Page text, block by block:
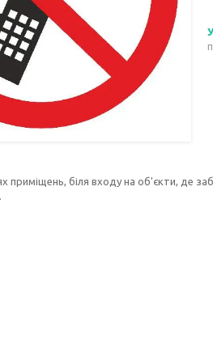
приміщень, біля входу на об'єкти, де